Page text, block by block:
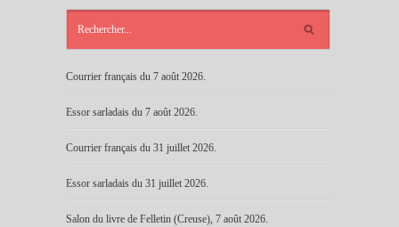
Courrier français du 7 août 2026.
Essor sarladais du 7 août 2026.
Courrier français du 31 juillet 2026.
Essor sarladais du 31 juillet 2026.
Salon du livre de Felletin (Creuse), 7 août 2026.